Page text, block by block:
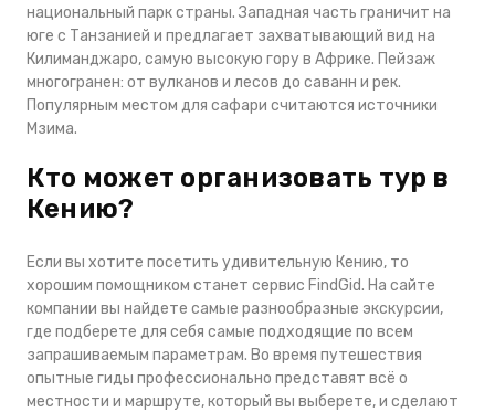
национальный парк страны. Западная часть граничит на
юге с Танзанией и предлагает захватывающий вид на
Килиманджаро, самую высокую гору в Африке. Пейзаж
многогранен: от вулканов и лесов до саванн и рек.
Популярным местом для сафари считаются источники
Мзима.
Кто может организовать тур в
Кению?
Если вы хотите посетить удивительную Кению, то
хорошим помощником станет сервис FindGid. На сайте
компании вы найдете самые разнообразные экскурсии,
где подберете для себя самые подходящие по всем
запрашиваемым параметрам. Во время путешествия
опытные гиды профессионально представят всё о
местности и маршруте, который вы выберете, и сделают